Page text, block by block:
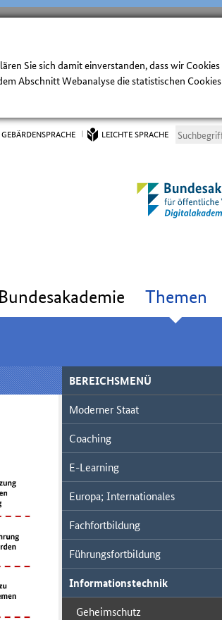
Sie sich damit einverstanden, dass wir Cookies
Abschnitt Webanalyse die statistischen Cookies
GEBÄRDENSPRACHE LEICHTE SPRACHE
Bundesakademie Themen
BEREICHSMENÜ
Moderner Staat
Coaching
E-Learning
Europa; Internationales
Fachfortbildung
Führungsfortbildung
Informationstechnik
Geheimschutz